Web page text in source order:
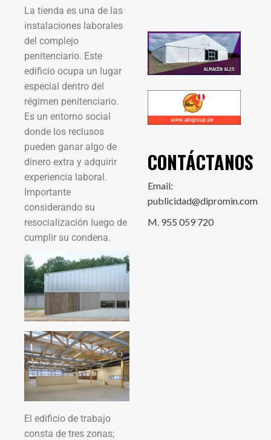
La tienda es una de las
instalaciones laborales
del complejo
penitenciario. Este
edificio ocupa un lugar
especial dentro del
régimen penitenciario.
Es un entorno social
donde los reclusos
pueden ganar algo de
dinero extra y adquirir
experiencia laboral.
Importante
considerando su
resocialización luego de
cumplir su condena.
El edificio de trabajo
consta de tres zonas;
CONTÁCTANOS
Email:
publicidad@dipromin.com
M. 955 059 720